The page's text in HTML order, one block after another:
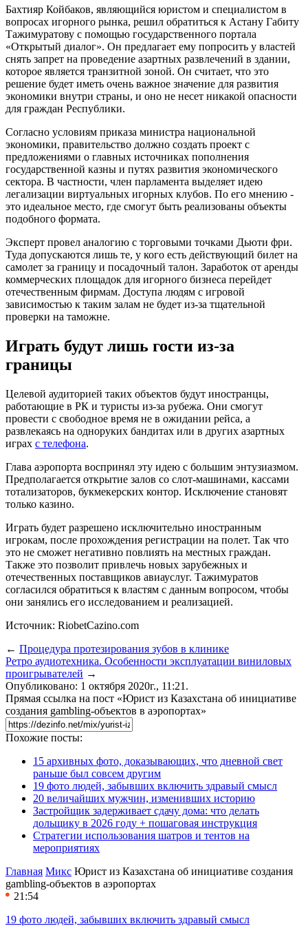
Бахтияр Койбаков, являющийся юристом и специалистом в
вопросах игорного рынка, решил обратиться к Астану Габиту
Тажимуратову с помощью государственного портала
«Открытый диалог». Он предлагает ему попросить у властей
снять запрет на проведение азартных развлечений в здании,
которое является транзитной зоной. Он считает, что это
решение будет иметь очень важное значение для развития
экономики внутри страны, и оно не несет никакой опасности
для граждан Республики.
Согласно условиям приказа министра национальной
экономики, правительство должно создать проект с
предложениями о главных источниках пополнения
государственной казны и путях развития экономического
сектора. В частности, член парламента выделяет идею
легализации виртуальных игорных клубов. По его мнению -
это идеальное место, где смогут быть реализованы объекты
подобного формата.
Эксперт провел аналогию с торговыми точками Дьюти фри.
Туда допускаются лишь те, у кого есть действующий билет на
самолет за границу и посадочный талон. Заработок от аренды
коммерческих площадок для игорного бизнеса перейдет
отечественным фирмам. Доступа людям с игровой
зависимостью к таким залам не будет из-за тщательной
проверки на таможне.
Играть будут лишь гости из-за
границы
Целевой аудиторией таких объектов будут иностранцы,
работающие в РК и туристы из-за рубежа. Они смогут
провести с свободное время не в ожидании рейса, а
развлекаясь на одноруких бандитах или в других азартных
играх с телефона.
Глава аэропорта воспринял эту идею с большим энтузиазмом.
Предполагается открытие залов со слот-машинами, кассами
тотализаторов, букмекерских контор. Исключение становят
только казино.
Играть будет разрешено исключительно иностранным
игрокам, после прохождения регистрации на полет. Так что
это не сможет негативно повлиять на местных граждан.
Также это позволит привлечь новых зарубежных и
отечественных поставщиков авиауслуг. Тажимуратов
согласился обратиться к властям с данным вопросом, чтобы
они занялись его исследованием и реализацией.
Источник: RiobetCazino.com
← Процедура протезирования зубов в клинике
Ретро аудиотехника. Особенности эксплуатации виниловых
проигрывателей →
Опубликовано: 1 октября 2020г., 11:21.
Прямая ссылка на пост «Юрист из Казахстана об инициативе
создания gambling-объектов в аэропортах»
Похожие посты:
15 архивных фото, доказывающих, что дневной свет
раньше был совсем другим
19 фото людей, забывших включить здравый смысл
20 величайших мужчин, изменивших историю
Застройщик задерживает сдачу дома: что делать
дольщику в 2026 году + пошаговая инструкция
Стратегии использования шатров и тентов на
мероприятиях
Главная Микс Юрист из Казахстана об инициативе создания
gambling-объектов в аэропортах
21:54
19 фото людей, забывших включить здравый смысл